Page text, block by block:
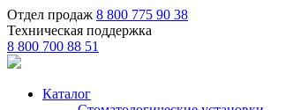
Отдел продаж 8 800 775 90 38
Техническая поддержка
8 800 700 88 51
Каталог